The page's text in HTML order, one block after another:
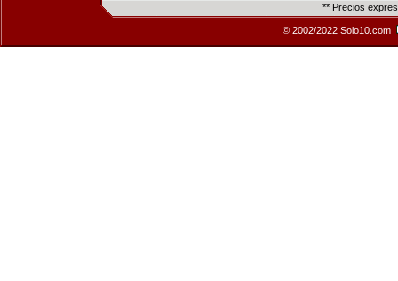
** Precios
© 2002/2022 Solo10.com